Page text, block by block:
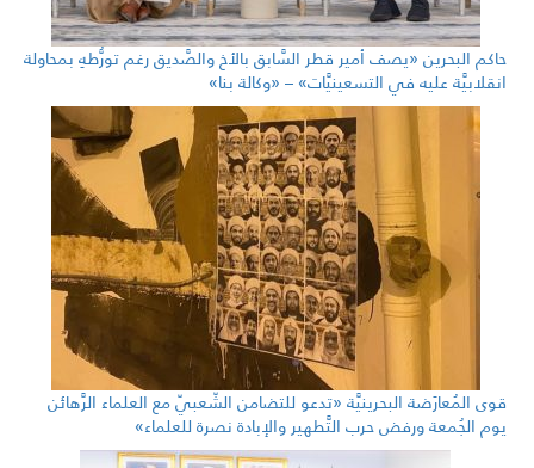
حاكم البحرين «يصف أمير قطر السَّابق بالأخ والصَّديق رغم تورُّطهِ بمحاولة
انقلابيَّة عليه في التسعينيَّات» – «وكالة بنا»
قوى المُعارَضة البحرينيَّة «تدعو للتضامن الشّعبيّ مع العلماء الرَّهائن
يوم الجُمعة ورفض حرب التَّطهير والإبادة نصرة للعلماء»